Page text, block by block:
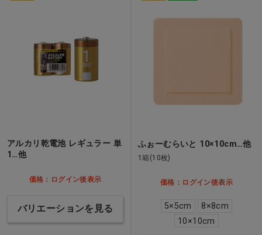
アルカリ乾電池 レギュラー 単
1…他
価格：ログイン後表示
バリエーションを見る
ふぉーむらいと 10×10cm…他
1箱(10枚)
価格：ログイン後表示
5×5cm
8×8cm
10×10cm